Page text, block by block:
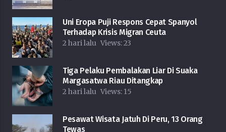
Uni Eropa Puji Respons Cepat Spanyol
Terhadap Krisis Migran Ceuta
2 hari lalu Views:23
Tiga Pelaku Pembalakan Liar Di Suaka
Margasatwa Riau Ditangkap
2 hari lalu Views: 15
Pesawat Wisata Jatuh Di Peru, 13 Orang
Tewas